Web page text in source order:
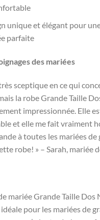
unique et élégant pour
parfaite
des mariées
très sceptique en ce qui
la robe Grande Taille
impressionnée. Elle
et elle me fait vraiment
à toutes les mariées
robe! » – Sarah, mariée
mariée Grande Taille Dos
pour les mariées de